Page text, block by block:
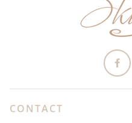
CONTACT